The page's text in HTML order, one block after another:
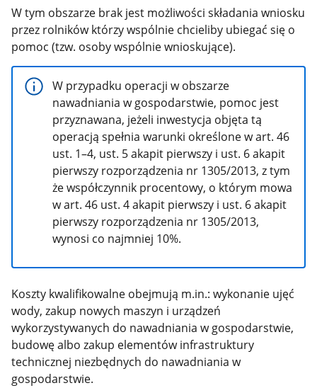
W tym obszarze brak jest możliwości składania wniosku
przez rolników którzy wspólnie chcieliby ubiegać się o
pomoc (tzw. osoby wspólnie wnioskujące).
W przypadku operacji w obszarze
nawadniania w gospodarstwie, pomoc jest
przyznawana, jeżeli inwestycja objęta tą
operacją spełnia warunki określone w art. 46
ust. 1–4, ust. 5 akapit pierwszy i ust. 6 akapit
pierwszy rozporządzenia nr 1305/2013, z tym
że współczynnik procentowy, o którym mowa
w art. 46 ust. 4 akapit pierwszy i ust. 6 akapit
pierwszy rozporządzenia nr 1305/2013,
wynosi co najmniej 10%.
Koszty kwalifikowalne obejmują m.in.: wykonanie ujęć
wody, zakup nowych maszyn i urządzeń
wykorzystywanych do nawadniania w gospodarstwie,
budowę albo zakup elementów infrastruktury
technicznej niezbędnych do nawadniania w
gospodarstwie.